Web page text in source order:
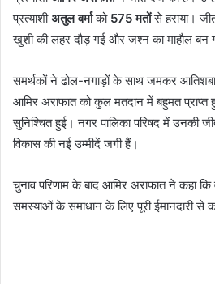
प्रत्याशीअतुल वर्माको 575 मतोंसे हराया।
खुशी की लहर दौड़ गई और जश्न का माहौल बन
समर्थकों ने ढोल-नगाड़ों के साथ जमकर
आमिर अराफात को कुल मतदान में बहुमत
सुनिश्चित हुई। नगर पालिका परिषद में उनकी
विकास की नई उम्मीदें जगी हैं।
चुनाव परिणाम के बाद आमिर अराफात ने कहा
समस्याओं के समाधान के लिए पूरी ईमानदारी से